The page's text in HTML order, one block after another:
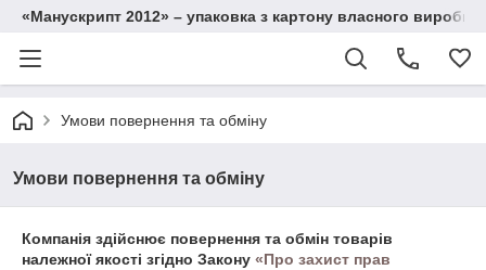
«Манускрипт 2012» – упаковка з картону власного
Умови повернення та обміну
Умови повернення та обміну
Компанія здійснює повернення та обмін товарів
належної якості згідно Закону «Про захист прав